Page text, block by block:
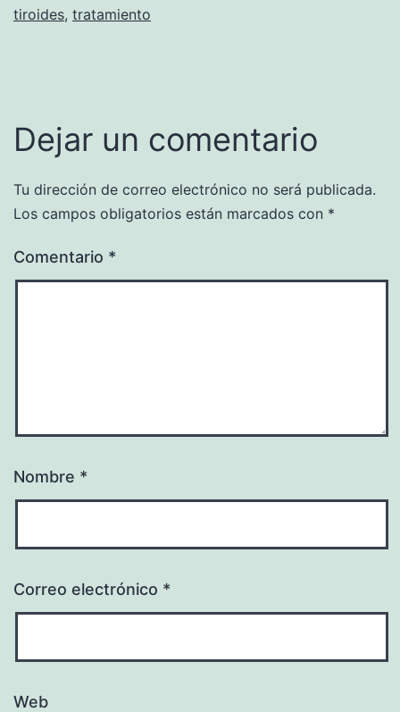
tiroides, tratamiento
Dejar un comentario
Tu dirección de correo electrónico no será publicada.
Los campos obligatorios están marcados con *
Comentario *
Nombre *
Correo electrónico *
Web